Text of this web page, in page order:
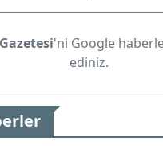
'ni Google
ediniz.